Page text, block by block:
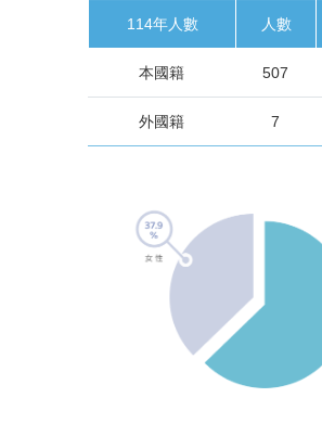
114年人數 人數
本國籍 507
外國籍 7